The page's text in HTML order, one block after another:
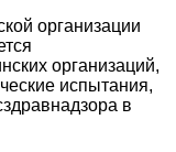
организации
организаций,
испытания,
в